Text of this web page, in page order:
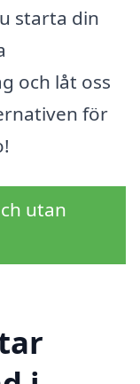
starta din
och låt oss
för
utan